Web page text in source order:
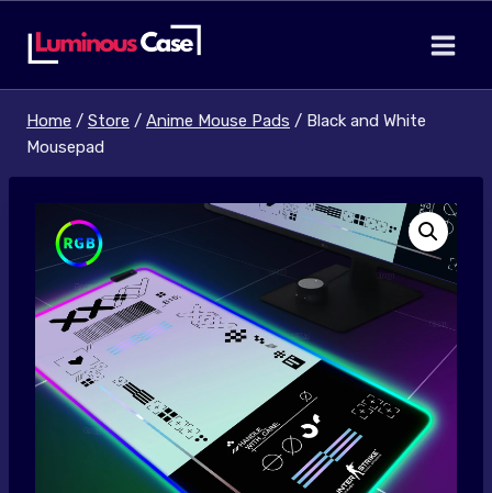
Home / Store / Anime Mouse Pads / Black and White
Mousepad